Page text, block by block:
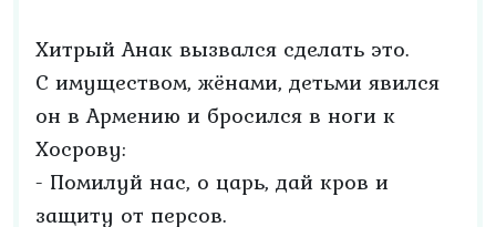
Хитрый Анак вызвался сделать это.
С имуществом, жёнами, детьми явился
он в Армению и бросился в ноги к
Хосрову:
- Помилуй нас, о царь, дай кров и
защиту от персов.